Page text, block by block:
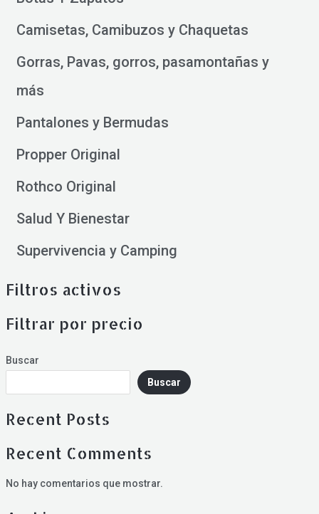
Camisetas, Camibuzos y Chaquetas
Gorras, Pavas, gorros, pasamontañas y
más
Pantalones y Bermudas
Propper Original
Rothco Original
Salud Y Bienestar
Supervivencia y Camping
Filtros activos
Filtrar por precio
Buscar
Buscar
Recent Posts
Recent Comments
No hay comentarios que mostrar.